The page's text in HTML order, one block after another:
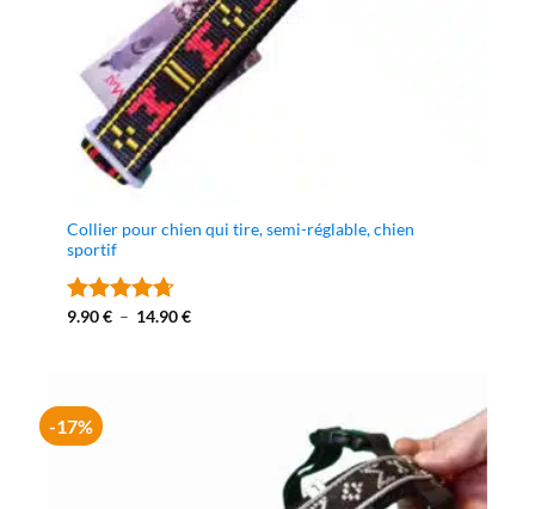
Collier pour chien qui tire, semi-réglable, chien
sportif
Note 4.67
9.90€ – 14.90€Plage
-17%